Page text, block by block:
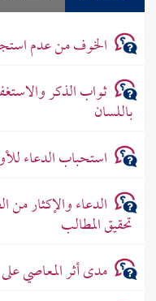
الخوف من عدم
ثواب الذكر
باللسان
استحباب الدعاء
الدعاء والإكثار
تحقيق المطالب
مدى أثر المعاصي